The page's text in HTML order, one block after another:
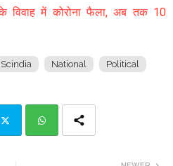
में कोरोना फैला, अब तक 10
National Political